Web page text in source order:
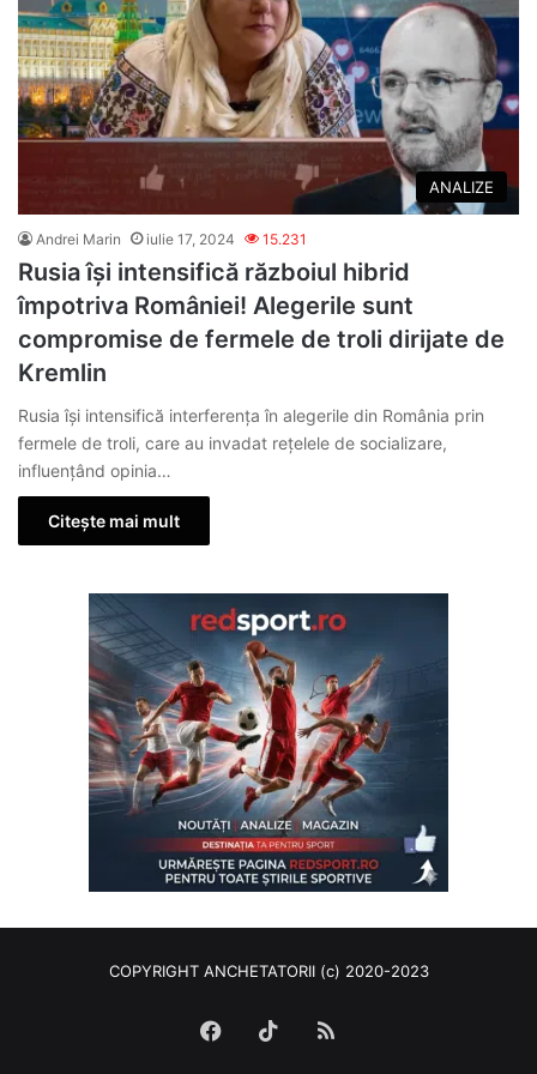
ANALIZE
Andrei Marin iulie 17, 2024 15.231
Rusia își intensifică războiul hibrid
împotriva României! Alegerile sunt
compromise de fermele de troli dirijate de
Kremlin
Rusia își intensifică interferența în alegerile din România prin
fermele de troli, care au invadat rețelele de socializare,
influențând opinia…
Citește mai mult
COPYRIGHT ANCHETATORII (c) 2020-2023
Facebook
TikTok